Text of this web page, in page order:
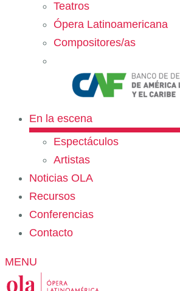
Teatros
Ópera Latinoamericana
Compositores/as
En la escena
Espectáculos
Artistas
Noticias OLA
Recursos
Conferencias
Contacto
MENU